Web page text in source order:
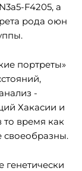
F4205, а
рода оюн
портреты»
-
Хакасии и
то время как
своеобразны.